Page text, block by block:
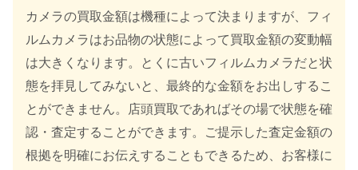
カメラの買取金額は機種によって決まりますが、フィ
ルムカメラはお品物の状態によって買取金額の変動幅
は大きくなります。とくに古いフィルムカメラだと状
態を拝見してみないと、最終的な金額をお出しするこ
とができません。店頭買取であればその場で状態を確
認・査定することができます。ご提示した査定金額の
根拠を明確にお伝えすることもできるため、お客様に